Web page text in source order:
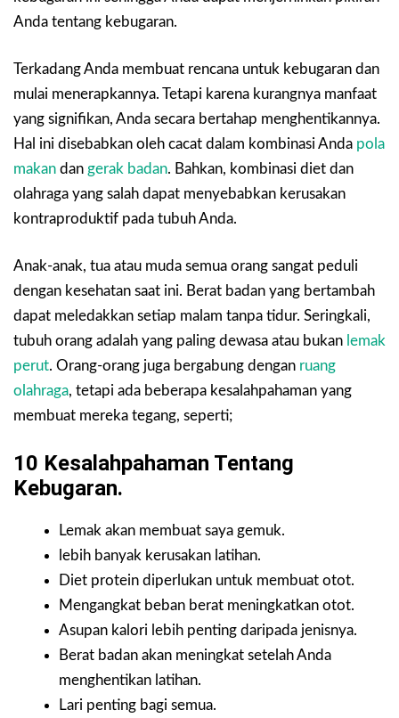
Anda tentang kebugaran.
Terkadang Anda membuat rencana untuk kebugaran dan
mulai menerapkannya. Tetapi karena kurangnya manfaat
yang signifikan, Anda secara bertahap menghentikannya.
Hal ini disebabkan oleh cacat dalam kombinasi Anda pola
makan dan gerak badan. Bahkan, kombinasi diet dan
olahraga yang salah dapat menyebabkan kerusakan
kontraproduktif pada tubuh Anda.
Anak-anak, tua atau muda semua orang sangat peduli
dengan kesehatan saat ini. Berat badan yang bertambah
dapat meledakkan setiap malam tanpa tidur. Seringkali,
tubuh orang adalah yang paling dewasa atau bukan lemak
perut. Orang-orang juga bergabung dengan ruang
olahraga, tetapi ada beberapa kesalahpahaman yang
membuat mereka tegang, seperti;
10 Kesalahpahaman Tentang
Kebugaran.
Lemak akan membuat saya gemuk.
lebih banyak kerusakan latihan.
Diet protein diperlukan untuk membuat otot.
Mengangkat beban berat meningkatkan otot.
Asupan kalori lebih penting daripada jenisnya.
Berat badan akan meningkat setelah Anda
menghentikan latihan.
Lari penting bagi semua.